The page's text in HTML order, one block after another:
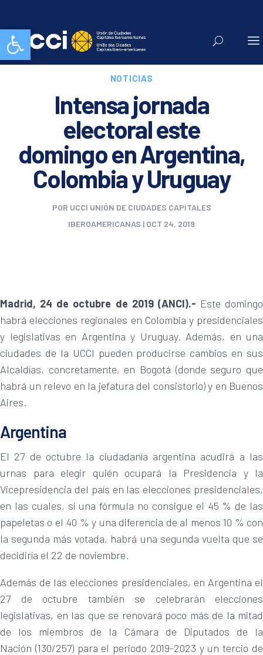
Abrir barra de herramientas
NOTICIAS
Intensa jornada
electoral este
domingo en Argentina,
Colombia y Uruguay
POR UCCI UNIÓN DE CIUDADES CAPITALES
IBEROAMERICANAS | OCT 24, 2019
Madrid, 24 de octubre de 2019 (ANCI).- Este domingo
habrá elecciones regionales en Colombia y presidenciales
y legislativas en Argentina y Uruguay. Además, en una
ciudades de la UCCI pueden producirse cambios en sus
Alcaldías, concretamente, en Bogotá (donde seguro que
habrá un relevo en la jefatura del consistorio) y en Buenos
Aires.
Argentina
El 27 de octubre la ciudadanía argentina acudirá a las
urnas para elegir quién ocupará la Presidencia y la
Vicepresidencia del país en las elecciones presidenciales,
en las cuales, si una fórmula no consigue el 45 % de las
papeletas o el 40 % y una diferencia de al menos 10 % con
la segunda más votada, habrá una segunda vuelta que se
decidiría el 22 de noviembre.
Además de las elecciones presidenciales, en Argentina el
27 de octubre también se celebrarán elecciones
legislativas, en las que se renovará poco más de la mitad
de los miembros de la Cámara de Diputados de la
Nación (130/257) para el periodo 2019-2023 y un tercio de